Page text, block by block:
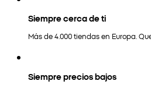
Siempre cerca de ti
Más de 4.000 tiendas en Europa.
Siempre precios bajos